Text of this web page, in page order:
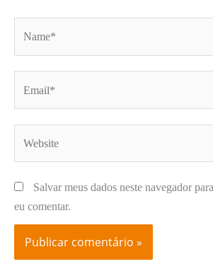
Salvar meus dados neste navegador
eu comentar.